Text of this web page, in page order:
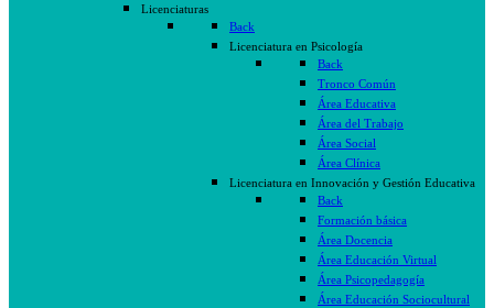
Licenciaturas
Back
Licenciatura en Psicología
Back
Tronco Común
Área Educativa
Área del Trabajo
Área Social
Área Clínica
Licenciatura en Innovación y Gestión Educativa
Back
Formación básica
Área Docencia
Área Educación Virtual
Área Psicopedagogía
Área Educación Sociocultural